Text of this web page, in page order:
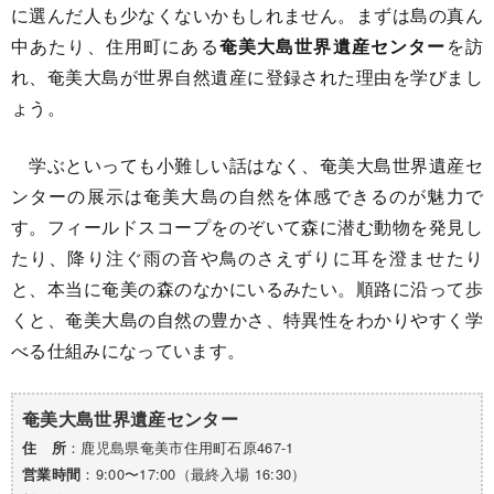
に選んだ人も少なくないかもしれません。まずは島の真ん
中あたり、住用町にある奄美大島世界遺産センターを訪
れ、奄美大島が世界自然遺産に登録された理由を学びまし
ょう。
学ぶといっても小難しい話はなく、奄美大島世界遺産セ
ンターの展示は奄美大島の自然を体感できるのが魅力で
す。フィールドスコープをのぞいて森に潜む動物を発見し
たり、降り注ぐ雨の音や鳥のさえずりに耳を澄ませたり
と、本当に奄美の森のなかにいるみたい。順路に沿って歩
くと、奄美大島の自然の豊かさ、特異性をわかりやすく学
べる仕組みになっています。
奄美大島世界遺産センター
住 所：鹿児島県奄美市住用町石原467-1
営業時間 ：9:00〜17:00（最終入場 16:30）